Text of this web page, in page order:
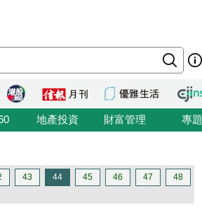
地產投資 財富管理 專題
43 44 45 46 47 48